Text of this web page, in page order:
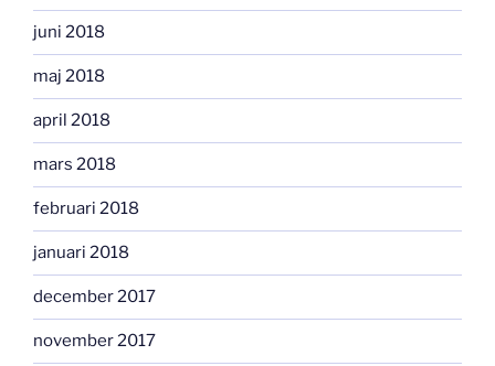
juni 2018
maj 2018
april 2018
mars 2018
februari 2018
januari 2018
december 2017
november 2017